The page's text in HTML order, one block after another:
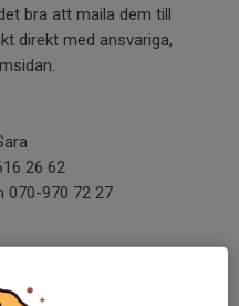
bra att maila dem till
direkt med ansvariga,
26 62
070-970 72 27